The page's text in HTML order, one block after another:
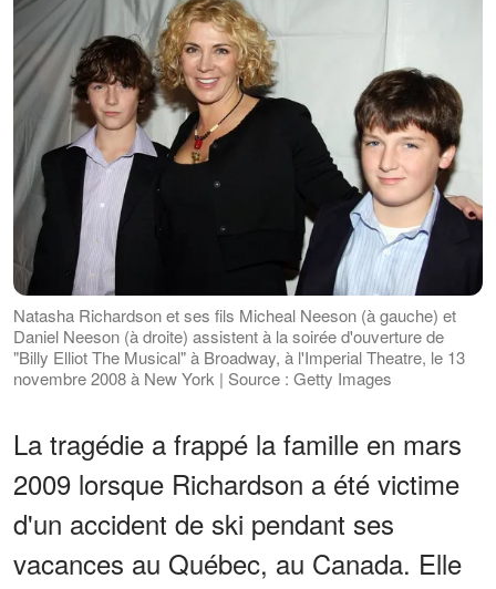
Natasha Richardson et ses fils Micheal Neeson (à gauche) et
Daniel Neeson (à droite) assistent à la soirée d'ouverture de
"Billy Elliot The Musical" à Broadway, à l'Imperial Theatre, le 13
novembre 2008 à New York | Source : Getty Images
La tragédie a frappé la famille en mars
2009 lorsque Richardson a été victime
d'un accident de ski pendant ses
vacances au Québec, au Canada. Elle